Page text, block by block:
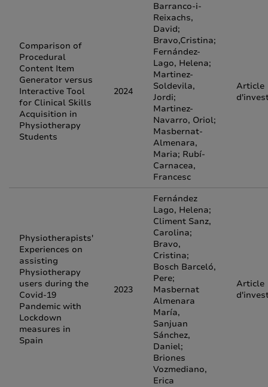
Comparison of
Procedural
Content Item
Generator versus
Interactive Tool
for Clinical Skills
Acquisition in
Physiotherapy
Students
2024
Barranco-i-
Reixachs,
David;
Bravo,Cristina;
Fernández-
Lago, Helena;
Martinez-
Soldevila,
Jordi;
Martinez-
Navarro, Oriol;
Masbernat-
Almenara,
Maria; Rubí-
Carnacea,
Francesc
Article
Physiotherapists'
Experiences on
assisting
Physiotherapy
users during the
Covid-19
Pandemic with
Lockdown
measures in
Spain
2023
Fernández
Lago, Helena;
Climent Sanz,
Carolina;
Bravo,
Cristina;
Bosch Barceló,
Pere;
Masbernat
Almenara
María,
Sanjuan
Sánchez,
Daniel;
Briones
Vozmediano,
Erica
Article